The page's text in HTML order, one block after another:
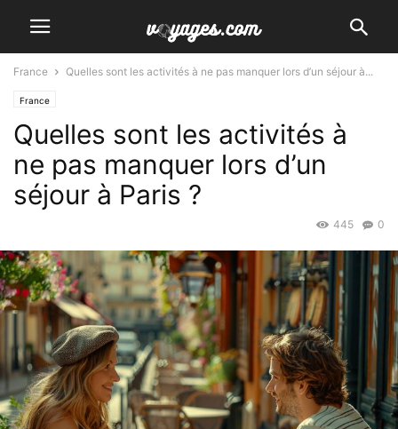
France Quelles sont les activités à ne pas manquer lors d’un séjour à...
France
Quelles sont les activités à
ne pas manquer lors d’un
séjour à Paris ?
0
445